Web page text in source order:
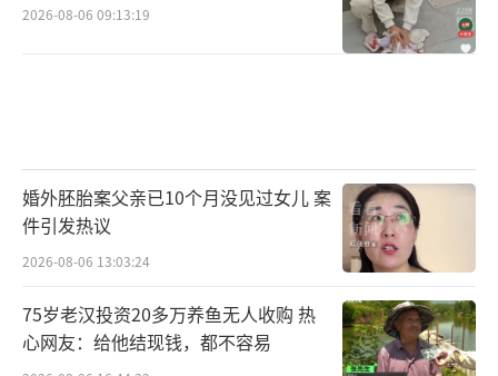
2026-08-06 09:13:19
婚外胚胎案父亲已10个月没见过女儿 案
件引发热议
2026-08-06 13:03:24
75岁老汉投资20多万养鱼无人收购 热
心网友：给他结现钱，都不容易